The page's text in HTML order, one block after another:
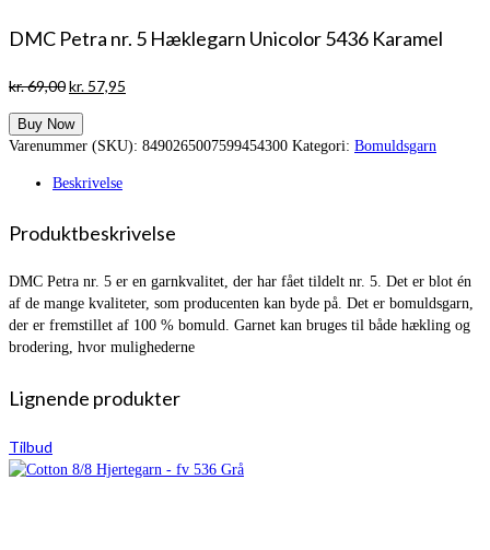
DMC Petra nr. 5 Hæklegarn Unicolor 5436 Karamel
kr.69,00Den
pris
var:
kr. 57,95
er:
Buy Now
Varenummer (SKU): 8490265007599454300 Kategori: Bomuldsgarn
Beskrivelse
Produktbeskrivelse
DMC Petra nr. 5 er en garnkvalitet, der har fået tildelt nr. 5. Det er blot én
af de mange kvaliteter, som producenten kan byde på. Det er bomuldsgarn,
der er fremstillet af 100 % bomuld. Garnet kan bruges til både hækling og
brodering, hvor mulighederne
Lignende produkter
Tilbud